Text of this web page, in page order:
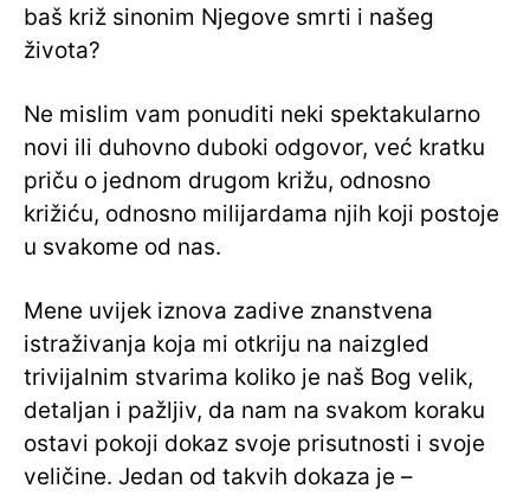
baš križ sinonim Njegove smrti i našeg
života?
Ne mislim vam ponuditi neki spektakularno
novi ili duhovno duboki odgovor, već kratku
priču o jednom drugom križu, odnosno
križiću, odnosno milijardama njih koji postoje
u svakome od nas.
Mene uvijek iznova zadive znanstvena
istraživanja koja mi otkriju na naizgled
trivijalnim stvarima koliko je naš Bog velik,
detaljan i pažljiv, da nam na svakom koraku
ostavi pokoji dokaz svoje prisutnosti i svoje
veličine. Jedan od takvih dokaza je –